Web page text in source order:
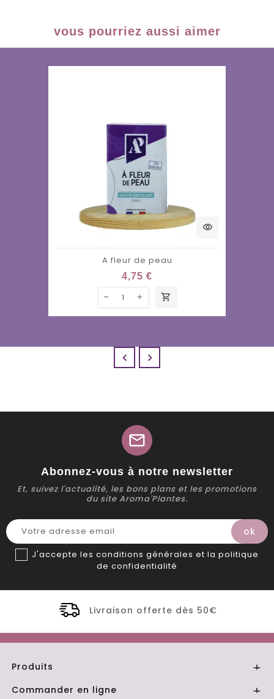
vous pourriez aussi aimer
visibility
A fleur de peau
4,75 €
shopping_cart
 
mail
Abonnez-vous à notre newsletter
Et, suivez l'actualité, les bons plans et les promotions
du site Aroma'Plantes.
J'accepte les conditions générales et la politique
de confidentialité
offerte dès 50€ Distillerie
Produits 
Commander en ligne 